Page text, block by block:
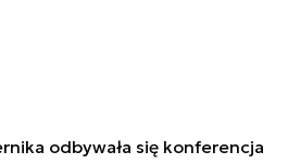
odbywała się konferencja